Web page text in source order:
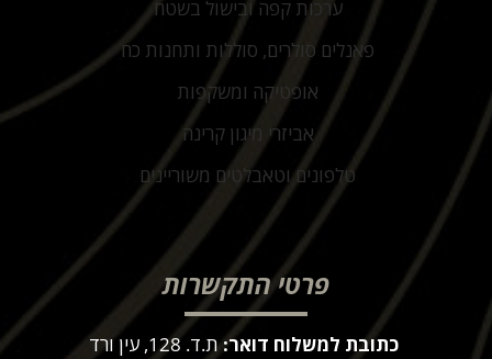
ערכות קפה ובישול בשטח
פאנלים סולרים, סוללות ותחנות כח
אופטיקה ומשקפות
אביזרי מיגון קרינה
טלפונים וטאבלטים משוריינים
פרטי התקשרות
כתובת למשלוח דואר:ת.ד. 128, עין ורד